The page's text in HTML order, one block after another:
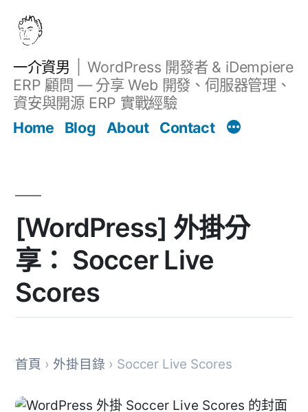
一介資男
WordPress 開發者 & iDempiere
ERP 顧問 — 分享 Web 開發、伺服器管理、
資安與開源 ERP 實戰經驗
Home
Blog About Contact
[WordPress] 外掛分
享： Soccer Live
Scores
首頁 › 外掛目錄 › Soccer Live Scores
文章